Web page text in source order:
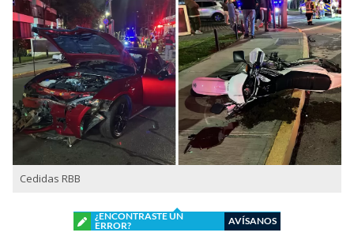
Cedidas RBB
¿ENCONTRASTE UN
ERROR?
AVÍSANOS